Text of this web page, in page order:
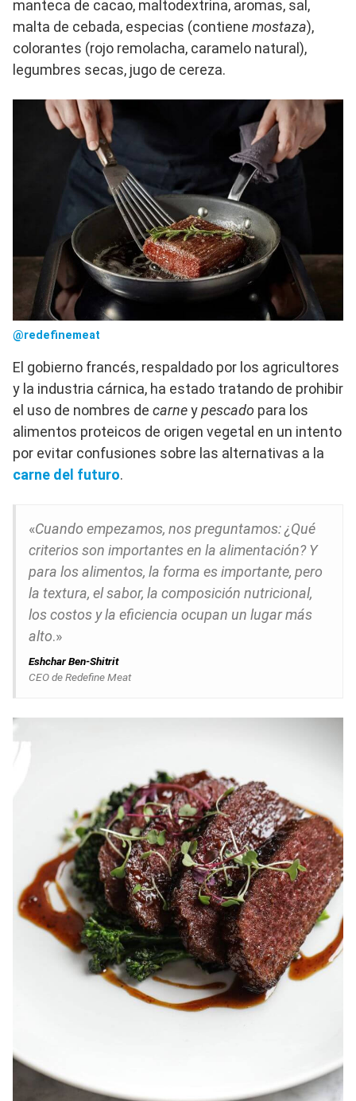
manteca de cacao, maltodextrina, aromas, sal,
malta de cebada, especias (contiene mostaza),
colorantes (rojo remolacha, caramelo natural),
legumbres secas, jugo de cereza.
@redefinemeat
El gobierno francés, respaldado por los agricultores
y la industria cárnica, ha estado tratando de prohibir
el uso de nombres de carneypescado para los
alimentos proteicos de origen vegetal en un intento
por evitar confusiones sobre las alternativas a la
carne del futuro.
«Cuando empezamos, nos preguntamos: ¿Qué
criterios son importantes en la alimentación? Y
para los alimentos, la forma es importante, pero
la textura, el sabor, la composición nutricional,
los costos y la eficiencia ocupan un lugar más
alto.»
Eshchar Ben-Shitrit
CEO de Redefine Meat